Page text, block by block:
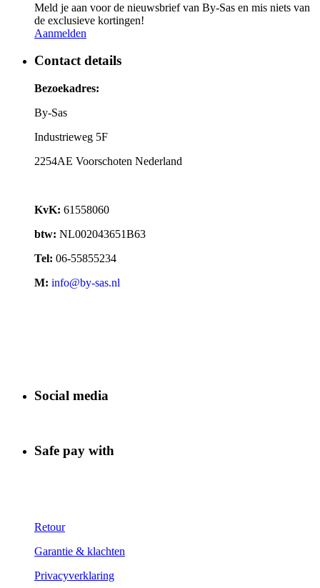
Meld je aan voor de nieuwsbrief van By-Sas en mis niets van
de exclusieve kortingen!
Aanmelden
Contact details
Bezoekadres:
By-Sas
Industrieweg 5F
2254AE Voorschoten Nederland
KvK: 61558060
btw: NL002043651B63
Tel: 06-55855234
M: info@by-sas.nl
Social media
Safe pay with
Retour
Garantie & klachten
Privacyverklaring